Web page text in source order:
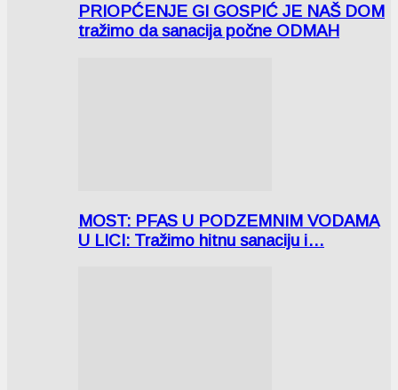
PRIOPĆENJE GI GOSPIĆ JE NAŠ DOM
tražimo da sanacija počne ODMAH
MOST: PFAS U PODZEMNIM VODAMA
U LICI: Tražimo hitnu sanaciju i…